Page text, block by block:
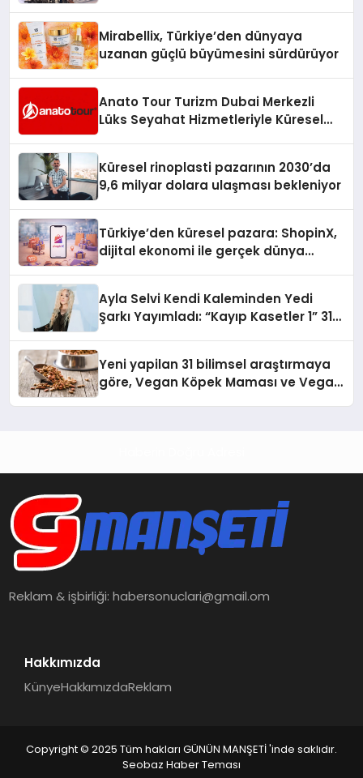
Mirabellix, Türkiye’den dünyaya
uzanan güçlü büyümesini sürdürüyor
Anato Tour Turizm Dubai Merkezli
Lüks Seyahat Hizmetleriyle Küresel
Küresel rinoplasti pazarının 2030’da
9,6 milyar dolara ulaşması bekleniyor
Türkiye’den küresel pazara: ShopinX,
dijital ekonomi ile gerçek dünya
Ayla Selvi Kendi Kaleminden Yedi
Şarkı Yayımladı: “Kayıp Kasetler 1” 31
Yeni yapilan 31 bilimsel araştırmaya
göre, Vegan Köpek Maması ve Vegan
Reklam & işbirliği:habersonuclari@gmail.om
Hakkımızda
KünyeHakkımızdaReklam
Copyright © 2025 Tüm hakları GÜNÜN MANŞETİ 'inde saklıdır.
Seobaz Haber Teması